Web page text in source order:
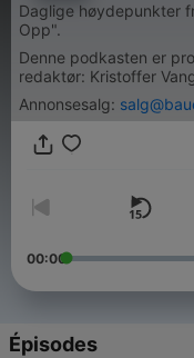
Daglige høydepunkter
Opp".
Denne podkasten er
redaktør: Kristoffer
Annonsesalg:
00:00
Épisodes